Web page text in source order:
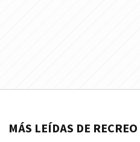
MÁS LEÍDAS DE RECREO